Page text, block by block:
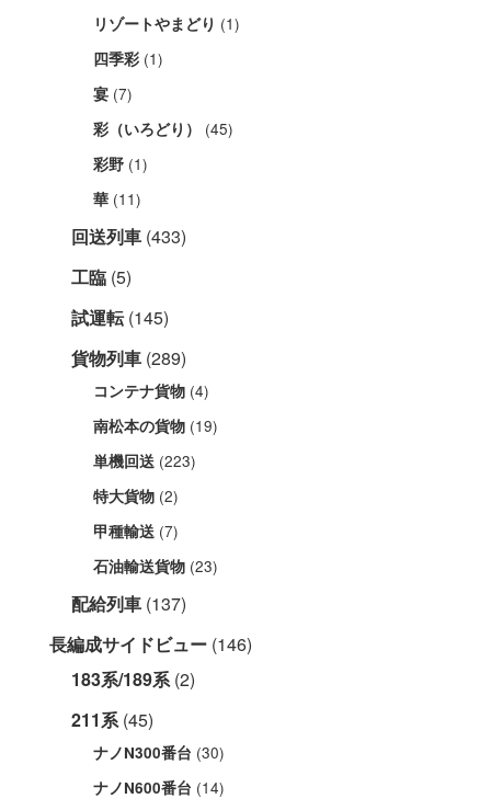
リゾートやまどり (1)
四季彩 (1)
宴 (7)
彩（いろどり） (45)
彩野 (1)
華 (11)
回送列車 (433)
工臨 (5)
試運転(145)
貨物列車 (289)
コンテナ貨物 (4)
南松本の貨物 (19)
単機回送 (223)
特大貨物 (2)
甲種輸送 (7)
石油輸送貨物 (23)
配給列車 (137)
長編成サイドビュー (146)
183系/189系 (2)
211系 (45)
ナノN300番台 (30)
ナノN600番台 (14)